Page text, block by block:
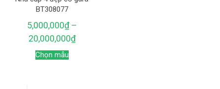
BT308077
5,000,000₫ –
20,000,000₫
Chọn mẫu